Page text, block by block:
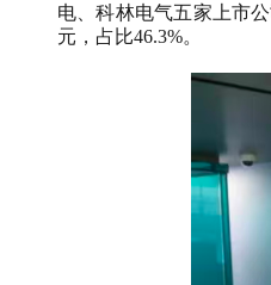
电、科林电气五家上市
元，占比46.3%。